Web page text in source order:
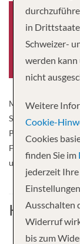
-
MS African Dream
Schiff aht 8 2-
Panoramalounge
Frühstück gibt es
und internationale
Kabine
in
Schweizer-
werden
nicht
Weitere
Cookie-
Cookies
finden Sie im
jederzeit
Ausschalten
Widerruf
bis zum